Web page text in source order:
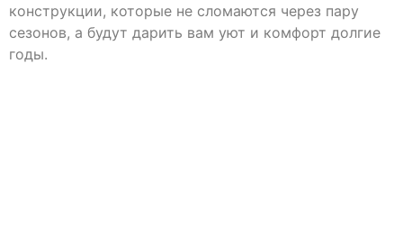
конструкции, которые не сломаются через пару
сезонов, а будут дарить вам уют и комфорт долгие
годы.